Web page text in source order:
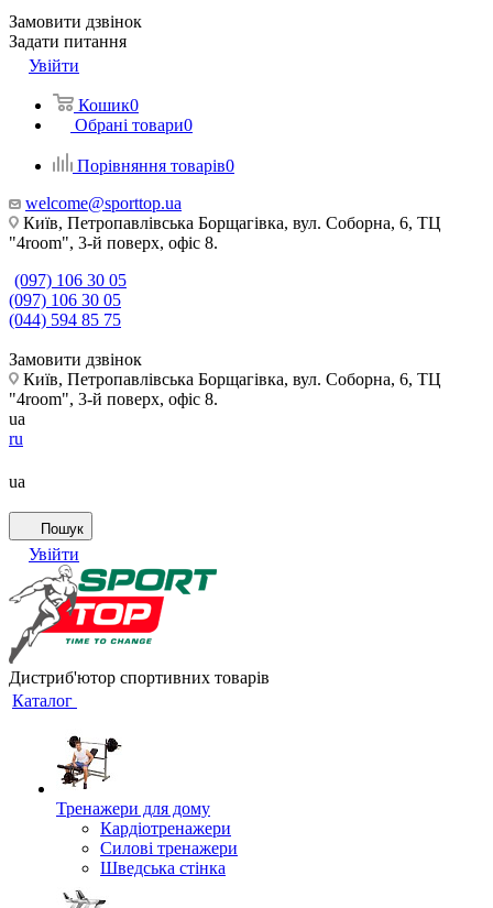
Замовити дзвінок
Задати питання
Увійти
Кошик0
Обрані товари0
Порівняння товарів0
welcome@sporttop.ua
Київ, Петропавлівська Борщагівка, вул. Соборна, 6, ТЦ
"4room", 3-й поверх, офіс 8.
(097) 106 30 05
(097) 106 30 05
(044) 594 85 75
Замовити дзвінок
Київ, Петропавлівська Борщагівка, вул. Соборна, 6, ТЦ
"4room", 3-й поверх, офіс 8.
ua
ru
ua
Пошук
Увійти
Дистриб'ютор спортивних товарів
Каталог
Тренажери для дому
Кардіотренажери
Силові тренажери
Шведська стінка